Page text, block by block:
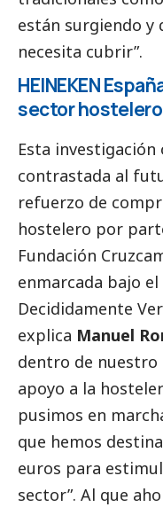
están surgiendo y
necesita cubrir”.
HEINEKEN
sector hostelero
Esta
contrastada al
refuerzo de
hostelero por
Fundación
enmarcada bajo
Decididamente
explica Manuel
dentro de
apoyo a la
pusimos en
que hemos
euros para
sector”. Al que